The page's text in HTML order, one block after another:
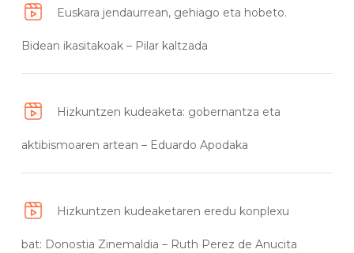
Euskara jendaurrean, gehiago eta hobeto.
Bidean ikasitakoak – Pilar kaltzada
Hizkuntzen kudeaketa: gobernantza eta
aktibismoaren artean – Eduardo Apodaka
Hizkuntzen kudeaketaren eredu konplexu
bat: Donostia Zinemaldia – Ruth Perez de Anucita